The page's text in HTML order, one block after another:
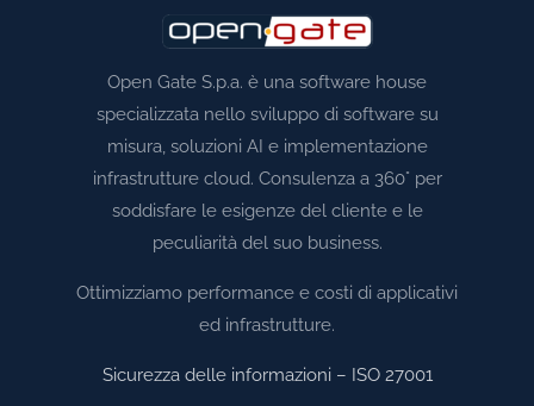
Open Gate S.p.a. è una software house
specializzata nello sviluppo di software su
misura, soluzioni AI e implementazione
infrastrutture cloud. Consulenza a 360° per
soddisfare le esigenze del cliente e le
peculiarità del suo business.
Ottimizziamo performance e costi di applicativi
ed infrastrutture.
Sicurezza delle informazioni – ISO 27001